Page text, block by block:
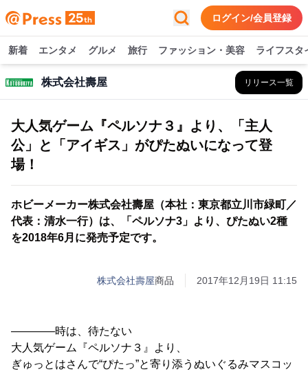
ログイン/会員登録
新着 エンタメ グルメ 旅行 ファッション・美容 ライフスタ
株式会社壽屋 リリース一覧
大人気ゲーム『ペルソナ３』より、「主人
公」と「アイギス」がぴたぬいになって登
場！
ホビーメーカー株式会社壽屋（本社：東京都立川市緑町／
代表：清水一行）は、「ペルソナ3」より、ぴたぬい2種
を2018年6月に発売予定です。
株式会社壽屋商品 2017年12月19日 11:15
――――時は、待たない
大人気ゲーム『ペルソナ３』より、
ぎゅっとはさんで“ぴたっ”と寄り添うぬいぐるみマスコッ